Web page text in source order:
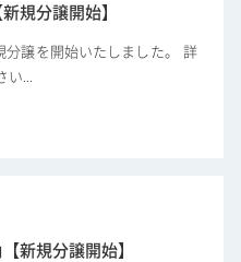
規分譲開始】
分譲を開始いたしました。 詳
い...
新規分譲開始】